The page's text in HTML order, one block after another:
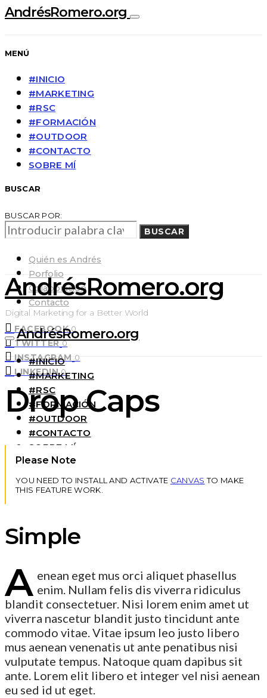
AndrésRomero.org
MENÚ
#INICIO
#MARKETING
#RSC
#FORMACIÓN
#OUTDOOR
#CONTACTO
SOBRE MÍ
BUSCAR
BUSCAR POR:
BUSCAR
Quién es Andrés
Porfolio
Colaboración
Contacto
FACEBOOK 0
TWITTER 0
INSTAGRAM 0
LINKEDIN 0
AndrésRomero.org
Digital Marketing for a Better World
AndrésRomero.org
#INICIO
#MARKETING
#RSC
#FORMACIÓN
#OUTDOOR
#CONTACTO
SOBRE MÍ
Drop Caps
Please Note
YOU NEED TO INSTALL AND ACTIVATE CANVAS TO MAKE
THIS FEATURE WORK.
Simple
A enean eget mus orci aliquet phasellus
enim. Nullam felis dis viverra ridiculus
blandit consectetuer. Nisi lorem enim amet ut
viverra nascetur blandit justo tincidunt ante
commodo vitae. Vitae ipsum leo justo libero
mus aenean venenatis ut ante penatibus nisi
vulputate tempus. Natoque quam dapibus sit
ante. Lorem elit libero et integer vel nisi aenean
eu sed id ut eget.